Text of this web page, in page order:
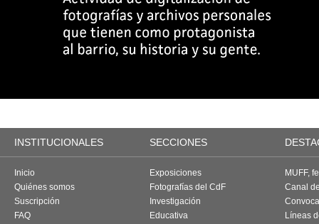
INSTITUCIONALES SECCIONES
Inicio
Quiénes somos
Suscripción
FAQ
Exposiciones
Fotografías del CdF
Investigación
Educativa
MUFF,
Canal
Líneas